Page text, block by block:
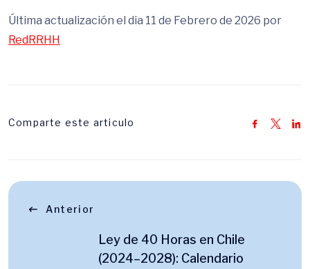
Última actualización el dia 11 de Febrero de 2026 por
RedRRHH
Comparte este articulo
Anterior
Ley de 40 Horas en Chile
(2024–2028): Calendario